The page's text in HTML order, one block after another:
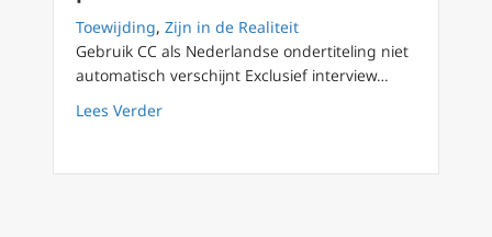
Toewijding, Zijn in de Realiteit
Gebruik CC als Nederlandse ondertiteling niet
automatisch verschijnt Exclusief interview…
Lees Verderabout Interview met Gänswein over het